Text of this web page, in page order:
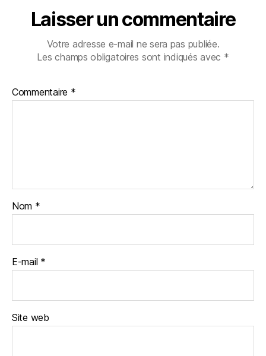
Laisser un commentaire
Votre adresse e-mail ne sera pas publiée.
Les champs obligatoires sont indiqués avec *
Commentaire *
Nom *
E-mail *
Site web